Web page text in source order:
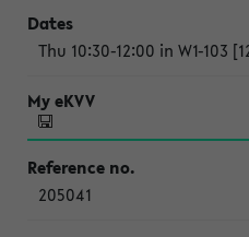
Thu 10:30-12:00 in W1-103
205041